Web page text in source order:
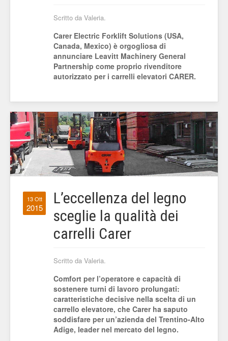
Scritto da Valeria.
Carer Electric Forklift Solutions (USA,
Canada, Mexico) è orgogliosa di
annunciare Leavitt Machinery General
Partnership come proprio rivenditore
autorizzato per i carrelli elevatori CARER.
13 Ott
2015
L’eccellenza del legno
sceglie la qualità dei
carrelli Carer
Scritto da Valeria.
Comfort per l’operatore e capacità di
sostenere turni di lavoro prolungati:
caratteristiche decisive nella scelta di un
carrello elevatore, che Carer ha saputo
soddisfare per un’azienda del Trentino-Alto
Adige, leader nel mercato del legno.